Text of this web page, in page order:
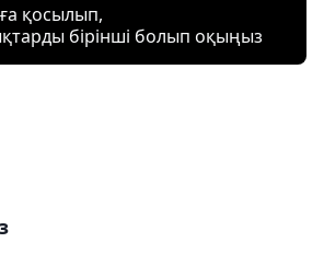
қосылып,
бірінші болып оқыңыз